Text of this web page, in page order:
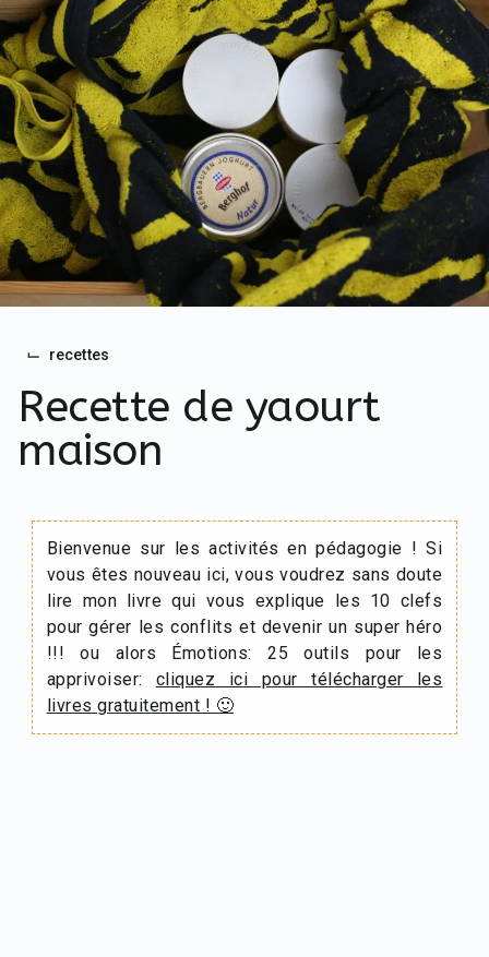
⌙ recettes
Recette de yaourt
maison
Bienvenue sur les activités en pédagogie ! Si
vous êtes nouveau ici, vous voudrez sans doute
lire mon livre qui vous explique les 10 clefs
pour gérer les conflits et devenir un super héro
!!! ou alors Émotions: 25 outils pour les
apprivoiser: cliquez ici pour télécharger les
livres gratuitement ! 🙂